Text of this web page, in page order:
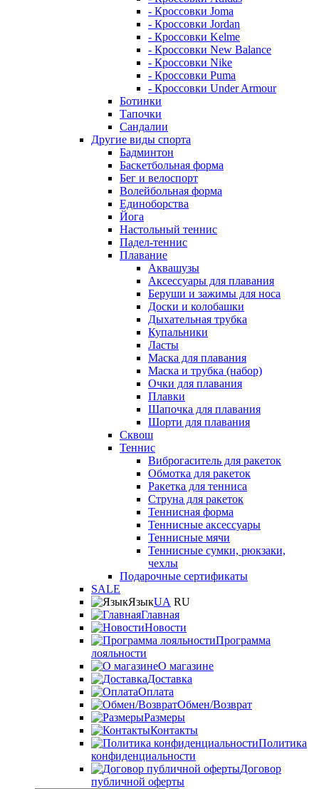
- Кроссовки Joma
- Кроссовки Jordan
- Кроссовки Kelme
- Кроссовки New Balance
- Кроссовки Nike
- Кроссовки Puma
- Кроссовки Under Armour
Ботинки
Тапочки
Сандалии
Другие виды спорта
Бадминтон
Баскетбольная форма
Бег и велоспорт
Волейбольная форма
Единоборства
Йога
Настольный теннис
Падел-теннис
Плавание
Аквашузы
Аксессуары для плавания
Беруши и зажимы для носа
Доски и колобашки
Дыхательная трубка
Купальники
Ласты
Маска для плавания
Маска и трубка (набор)
Очки для плавания
Плавки
Шапочка для плавания
Шорти для плавания
Сквош
Теннис
Виброгаситель для ракеток
Обмотка для ракеток
Ракетка для тенниса
Струна для ракеток
Теннисная форма
Теннисные аксессуары
Теннисные мячи
Теннисные сумки, рюкзаки,
чехлы
Подарочные сертификаты
SALE
ЯзыкUA RU
Главная
Новости
Программа
лояльности
О магазине
Доставка
Оплата
Обмен/Возврат
Размеры
Контакты
Политика
конфиденциальности
Договор
публичной оферты